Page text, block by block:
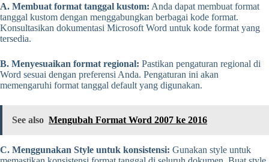
A. Membuat format tanggal kustom: Anda dapat membuat format
tanggal kustom dengan menggabungkan berbagai kode format.
Konsultasikan dokumentasi Microsoft Word untuk kode format yang
tersedia.
B. Menyesuaikan format regional: Pastikan pengaturan regional di
Word sesuai dengan preferensi Anda. Pengaturan ini akan
memengaruhi format tanggal default yang digunakan.
See also Mengubah Format Word 2007 ke 2016
C. Menggunakan Style untuk konsistensi: Gunakan style untuk